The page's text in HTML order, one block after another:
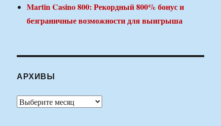
Martin Casino 800: Рекордный 800% бонус и
безграничные возможности для выигрыша
АРХИВЫ
Архивы